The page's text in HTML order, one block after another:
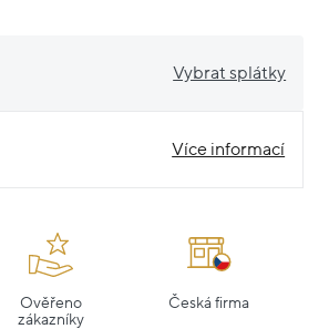
Vybrat splátky
Více informací
Ověřeno
zákazníky
Česká firma